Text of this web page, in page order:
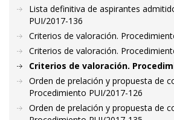
Lista definitiva de aspirantes
PUI/2017-136
Criterios de valoración.
Criterios de valoración.
Criterios de valoración.
Orden de prelación y propuesta de
Procedimiento PUI/2017-126
Orden de prelación y propuesta de